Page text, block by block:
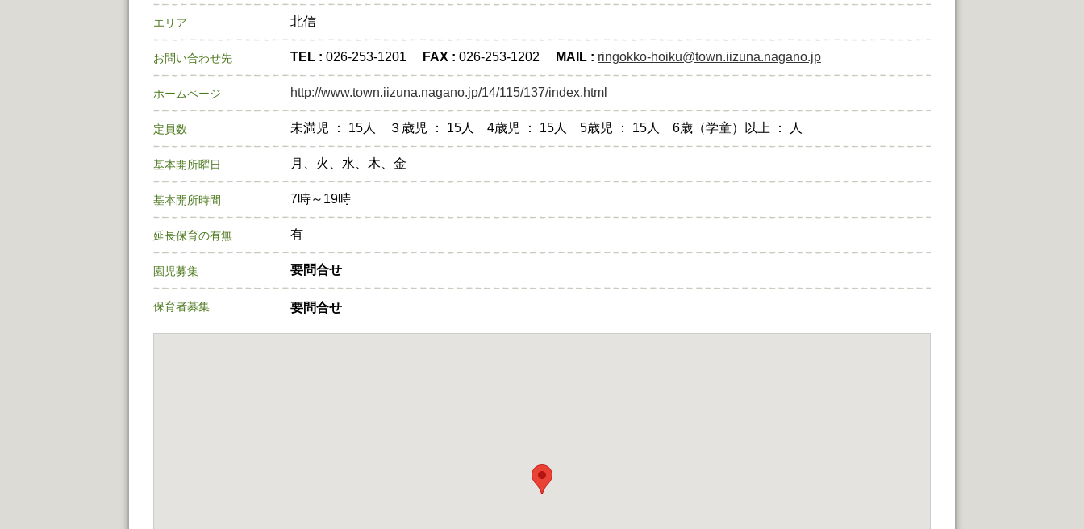
エリア 北信
お問い合わせ先 TEL : 026-253-1201 FAX : 026-253-1202 MAIL : ringokko-hoiku@town.iizuna.nagano.jp
ホームページ http://www.town.iizuna.nagano.jp/14/115/137/index.html
定員数 未満児 ： 15人 ３歳児 ： 15人 4歳児 ： 15人 5歳児 ： 15人 6歳（学童）以上 ： 人
基本開所曜日 月、火、水、木、金
基本開所時間 7時～19時
延長保育の有無 有
園児募集 要問合せ
保育者募集 要問合せ